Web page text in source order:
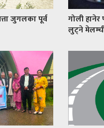
जुगलका पूर्व
गोली हानेर
लुट्ने